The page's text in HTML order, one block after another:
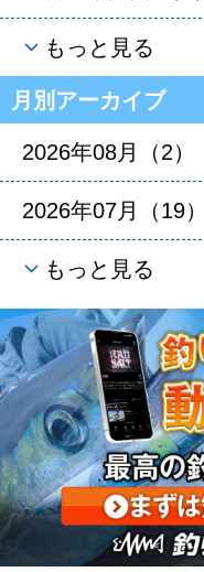
もっと見る
月別アーカイブ
2026年08月（2）
2026年07月（19）
もっと見る